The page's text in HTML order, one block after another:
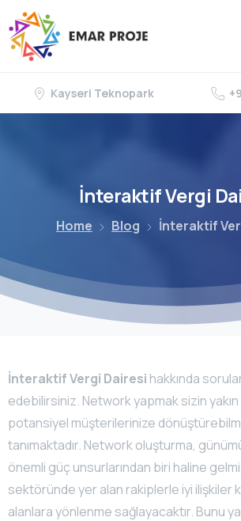
Kayseri Teknopark
İnteraktifVergi
Home Blog İnteraktif
İnteraktif Vergi Dairesi hakkında
edebilirsiniz. Network yapmak sizin
potansiyel müşterilerinize
tanımaktadır. Network oluşturma,
önemli güç unsurlarından biri haline
sektöründe yer alan rakiplerle iyi ilişkiler
alanlara yönlenme sağlayacaktır. Bunu